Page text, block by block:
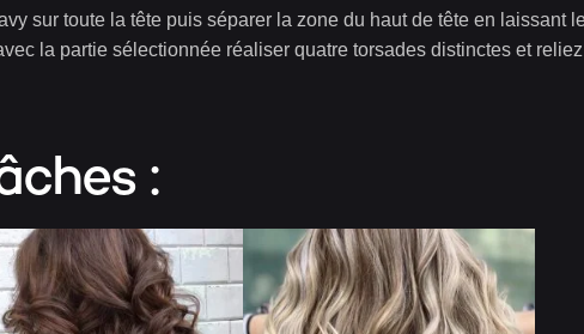
sur toute la tête puis séparer la zone du haut de tête en laissant
la partie sélectionnée réaliser quatre torsades distinctes et
: